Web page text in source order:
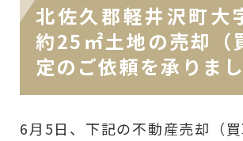
北佐久郡軽井沢町
約25㎡土地の売却（
定のご依頼を承りま
6月5日、下記の不動産売却（